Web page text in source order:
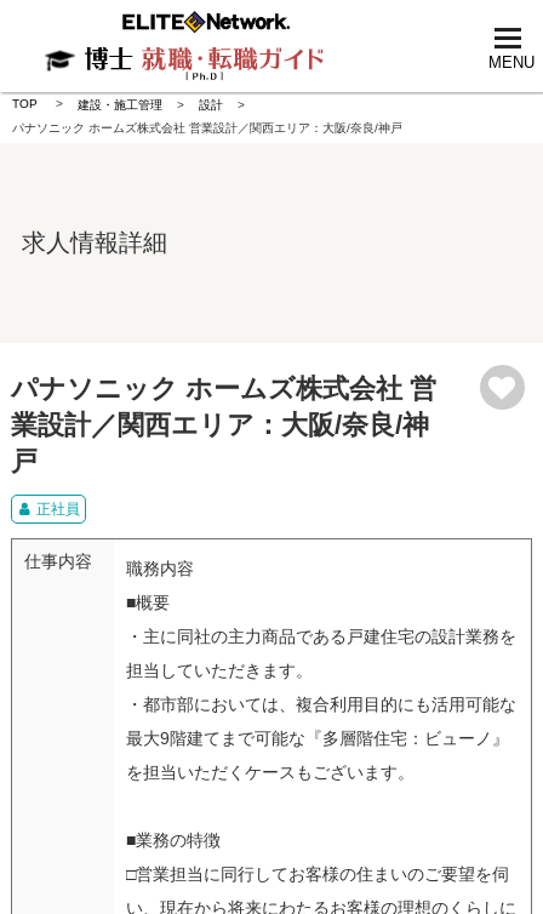
MENU
TOP 建設・施工管理
設計
パナソニック ホームズ株式会社 営業設計／関西エリア：大阪/奈良/神戸
求人情報詳細
パナソニック ホームズ株式会社 営
業設計／関西エリア：大阪/奈良/神
戸
正社員
仕事内容
職務内容
■概要
・主に同社の主力商品である戸建住宅の設計業務を
担当していただきます。
・都市部においては、複合利用目的にも活用可能な
最大9階建てまで可能な『多層階住宅：ビューノ』
を担当いただくケースもございます。
■業務の特徴
□営業担当に同行してお客様の住まいのご要望を伺
い、現在から将来にわたるお客様の理想のくらしに